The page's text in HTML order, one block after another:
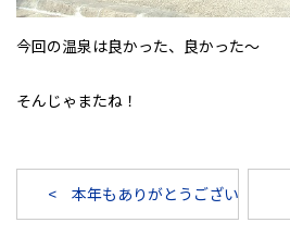
今回の温泉は良かった、良かった～
そんじゃまたね！
< 本年もありがとうございました。